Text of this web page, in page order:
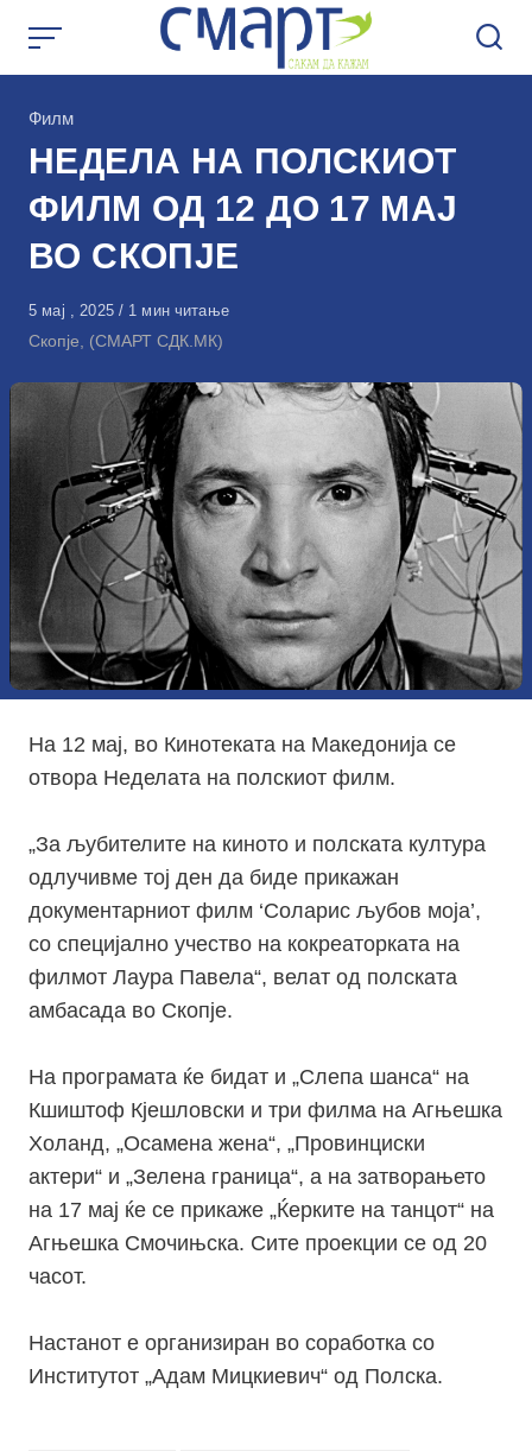
КАтегорија
Филм
НЕДЕЛА НА ПОЛСКИОТ
ФИЛМ ОД 12 ДО 17 МАЈ
ВО СКОПЈЕ
Објавено
на
5 мај , 2025 1 мин читање
Скопје, (СМАРТ СДК.МК)
На 12 мај, во Кинотеката на Македонија се
отвора Неделата на полскиот филм.
„За љубителите на киното и полската култура
одлучивме тој ден да биде прикажан
документарниот филм ‘Соларис љубов моја’,
со специјално учество на кокреаторката на
филмот Лаура Павела“, велат од полската
амбасада во Скопје.
На програмата ќе бидат и „Слепа шанса“ на
Кшиштоф Кјешловски и три филма на Агњешка
Холанд, „Осамена жена“, „Провинциски
актери“ и „Зелена граница“, а на затворањето
на 17 мај ќе се прикаже „Ќерките на танцот“ на
Агњешка Смочињска. Сите проекции се од 20
часот.
Настанот е организиран во соработка со
Институтот „Адам Мицкиевич“ од Полска.